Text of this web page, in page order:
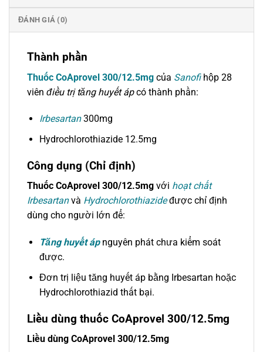
ĐÁNH GIÁ (0)
Thành phần
Thuốc CoAprovel 300/12.5mg của Sanofihộp 28
viên điều trị tăng huyết ápcó thành phần:
Irbesartan300mg
Hydrochlorothiazide 12.5mg
Công dụng (Chỉ định)
Thuốc CoAprovel 300/12.5mg với hoạt chất
Irbesartanvà Hydrochlorothiazideđược chỉ định
dùng cho người lớn để:
Tăng huyết ápnguyên phát chưa kiểm soát
được.
Đơn trị liệu tăng huyết áp bằng Irbesartan hoặc
Hydrochlorothiazid thất bại.
Liều dùng thuốc CoAprovel 300/12.5mg
Liều dùng CoAprovel 300/12.5mg